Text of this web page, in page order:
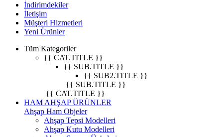
İndirimdekiler
İletişim
Müşteri Hizmetleri
Yeni Ürünler
Tüm Kategoriler
{{ CAT.TITLE }}
{{ SUB.TITLE }}
{{ SUB2.TITLE }}
{{ SUB.TITLE }}
{{ CAT.TITLE }}
HAM AHŞAP ÜRÜNLER
Ahşap Ham Objeler
Ahşap Tepsi Modelleri
Ahşap Kutu Modelleri